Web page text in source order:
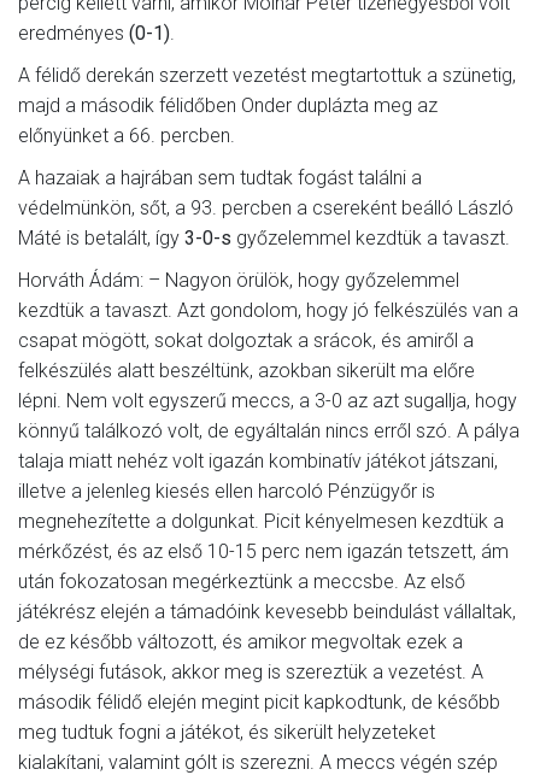
eredményes (0-1).
A félidő derekán szerzett vezetést megtartottuk a szünetig,
majd a második félidőben Onder duplázta meg az
előnyünket a 66. percben.
A hazaiak a hajrában sem tudtak fogást találni a
védelmünkön, sőt, a 93. percben a csereként beálló László
Máté is betalált, így 3-0-s győzelemmel kezdtük a tavaszt.
Horváth Ádám: – Nagyon örülök, hogy győzelemmel
kezdtük a tavaszt. Azt gondolom, hogy jó felkészülés van a
csapat mögött, sokat dolgoztak a srácok, és amiről a
felkészülés alatt beszéltünk, azokban sikerült ma előre
lépni. Nem volt egyszerű meccs, a 3-0 az azt sugallja, hogy
könnyű találkozó volt, de egyáltalán nincs erről szó. A pálya
talaja miatt nehéz volt igazán kombinatív játékot játszani,
illetve a jelenleg kiesés ellen harcoló Pénzügyőr is
megnehezítette a dolgunkat. Picit kényelmesen kezdtük a
mérkőzést, és az első 10-15 perc nem igazán tetszett, ám
után fokozatosan megérkeztünk a meccsbe. Az első
játékrész elején a támadóink kevesebb beindulást vállaltak,
de ez később változott, és amikor megvoltak ezek a
mélységi futások, akkor meg is szereztük a vezetést. A
második félidő elején megint picit kapkodtunk, de később
meg tudtuk fogni a játékot, és sikerült helyzeteket
kialakítani, valamint gólt is szerezni. A meccs végén szép